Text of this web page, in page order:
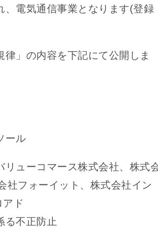
、電気通信事業となります(登録
」の内容を下記にて公開しま
ール
ューコマース株式会社、株式
社フォーイット、株式会社イン
ド
る不正防止